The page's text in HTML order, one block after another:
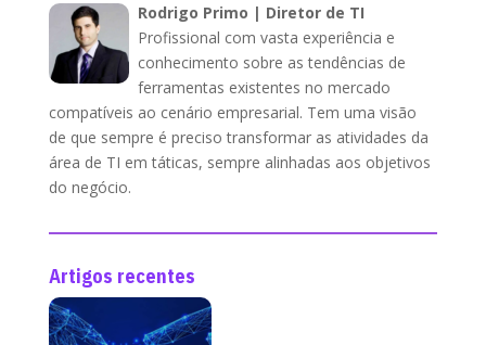
Rodrigo Primo | Diretor de TI
Profissional com vasta experiência e
conhecimento sobre as tendências de
ferramentas existentes no mercado
compatíveis ao cenário empresarial. Tem uma visão
de que sempre é preciso transformar as atividades da
área de TI em táticas, sempre alinhadas aos objetivos
do negócio.
Artigos recentes